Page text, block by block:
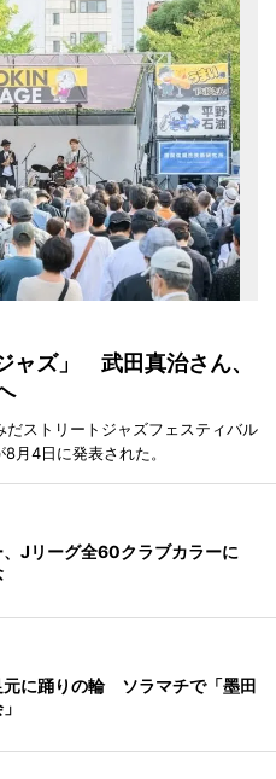
ャズ」 武田真治さん、
ストリートジャズフェスティバル
月4日に発表された。
、Jリーグ全60クラブカラーに
元に踊りの輪 ソラマチで「墨田